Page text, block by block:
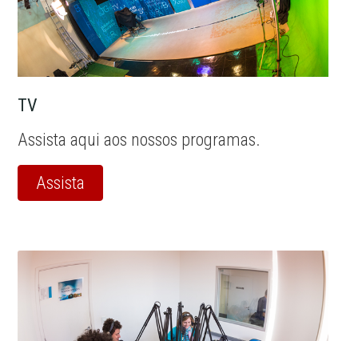
TV
Assista aqui aos nossos programas.
Assista